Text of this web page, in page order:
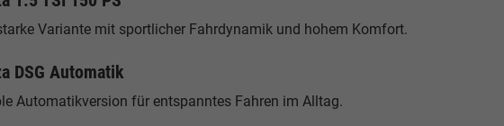
Variante mit sportlicher Fahrdynamik und hohem Komfort.
DSG Automatik
Automatikversion für entspanntes Fahren im Alltag.